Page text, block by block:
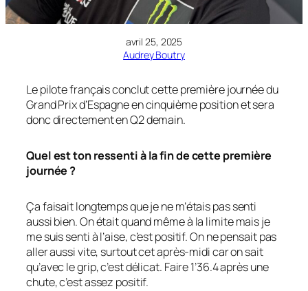
avril 25, 2025
Audrey Boutry
Le pilote français conclut cette première journée du
Grand Prix d’Espagne en cinquième position et sera
donc directement en Q2 demain.
Quel est ton ressenti à la fin de cette première
journée ?
Ça faisait longtemps que je ne m’étais pas senti
aussi bien. On était quand même à la limite mais je
me suis senti à l’aise, c’est positif. On ne pensait pas
aller aussi vite, surtout cet après-midi car on sait
qu’avec le grip, c’est délicat. Faire 1’36.4 après une
chute, c’est assez positif.